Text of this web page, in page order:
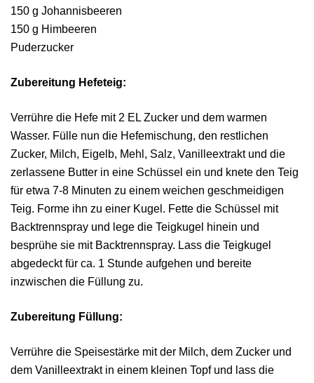
150 g Johannisbeeren
150 g Himbeeren
Puderzucker
Zubereitung Hefeteig:
Verrühre die Hefe mit 2 EL Zucker und dem warmen
Wasser. Fülle nun die Hefemischung, den restlichen
Zucker, Milch, Eigelb, Mehl, Salz, Vanilleextrakt und die
zerlassene Butter in eine Schüssel ein und knete den Teig
für etwa 7-8 Minuten zu einem weichen geschmeidigen
Teig. Forme ihn zu einer Kugel. Fette die Schüssel mit
Backtrennspray und lege die Teigkugel hinein und
besprühe sie mit Backtrennspray. Lass die Teigkugel
abgedeckt für ca. 1 Stunde aufgehen und bereite
inzwischen die Füllung zu.
Zubereitung Füllung:
Verrühre die Speisestärke mit der Milch, dem Zucker und
dem Vanilleextrakt in einem kleinen Topf und lass die